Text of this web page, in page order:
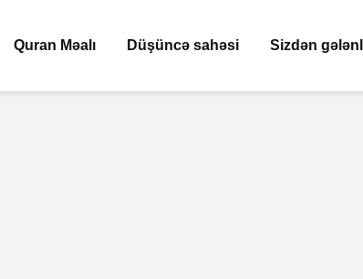
Quran Məalı Düşüncə sahəsi Sizdən